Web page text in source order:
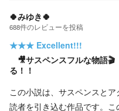
🍀みゆき🍀
688件のレビューを投稿
★★★ Excellent!!!
🎥サスペンスフルな物語
る！！
この小説は、サスペンスと
読者を引き込む作品です。